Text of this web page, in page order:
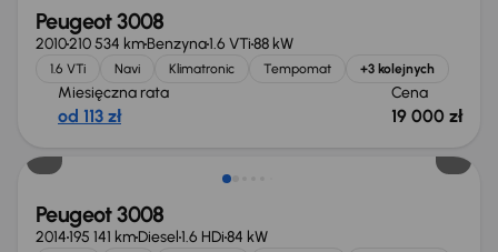
Peugeot 3008
2010210 534 kmBenzyna1.6 VTi88 kW
1.6 VTi Navi Klimatronic Tempomat +3 kolejnych
Miesięczna rata
od 113 zł
Cena
19 000 zł
Peugeot 3008
2014195 141 kmDiesel1.6 HDi84 kW